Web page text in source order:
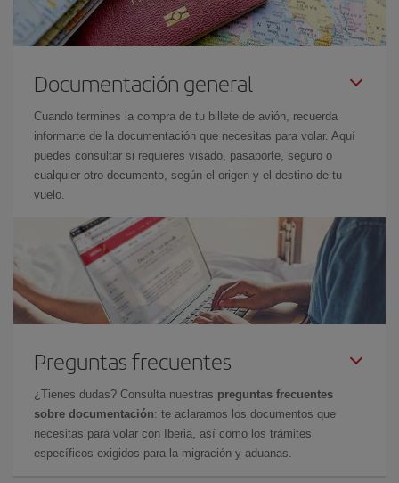
Documentación general
Cuando termines la compra de tu billete de avión, recuerda
informarte de la documentación que necesitas para volar. Aquí
puedes consultar si requieres visado, pasaporte, seguro o
cualquier otro documento, según el origen y el destino de tu
vuelo.
Preguntas frecuentes
¿Tienes dudas? Consulta nuestras preguntas frecuentes
sobre documentación: te aclaramos los documentos que
necesitas para volar con Iberia, así como los trámites
específicos exigidos para la migración y aduanas.